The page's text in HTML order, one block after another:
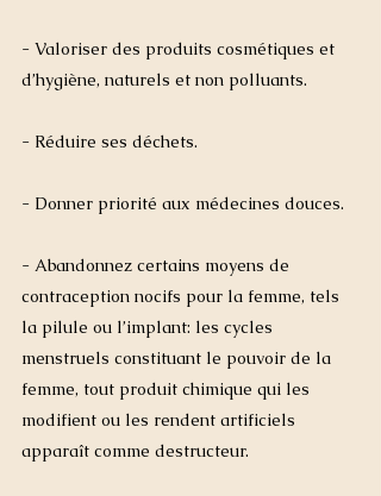
- Valoriser des produits cosmétiques et
d’hygiène, naturels et non polluants.
- Réduire ses déchets.
- Donner priorité aux médecines douces.
- Abandonnez certains moyens de
contraception nocifs pour la femme, tels
la pilule ou l’implant: les cycles
menstruels constituant le pouvoir de la
femme, tout produit chimique qui les
modifient ou les rendent artificiels
apparaît comme destructeur.